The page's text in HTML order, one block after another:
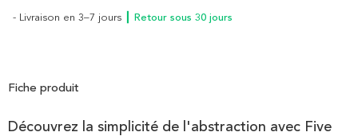
- Livraison en 3–7 jours ┃ Retour sous 30 jours
Fiche produit
Découvrez la simplicité de l'abstraction avec Five